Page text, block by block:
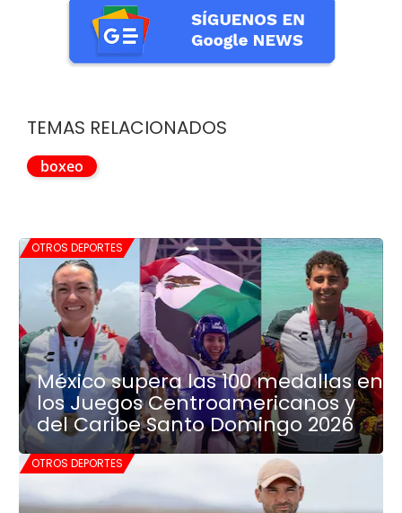
TEMAS RELACIONADOS
boxeo
OTROS DEPORTES
México supera las 100 medallas en
los Juegos Centroamericanos y
del Caribe Santo Domingo 2026
OTROS DEPORTES